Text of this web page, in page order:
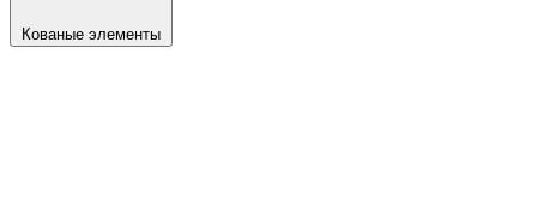
Кованые элементы